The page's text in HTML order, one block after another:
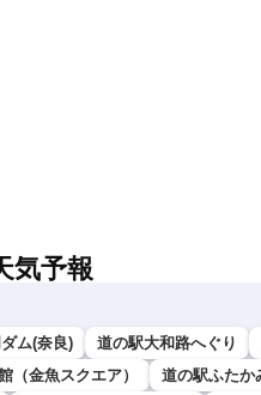
気予報
ム(奈良) 道の駅大和路へぐり
（金魚スクエア）
道の駅ふたか